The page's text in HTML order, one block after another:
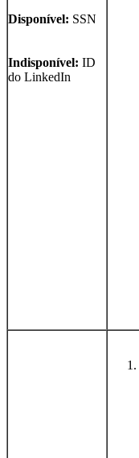
Disponível: SSN
Indisponível: ID
do LinkedIn